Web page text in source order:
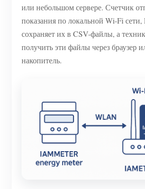
или небольшом сервере. Счетчик
показания по локальной Wi-Fi сети,
сохраняет их в CSV-файлы, а
получить эти файлы через браузер
накопитель.